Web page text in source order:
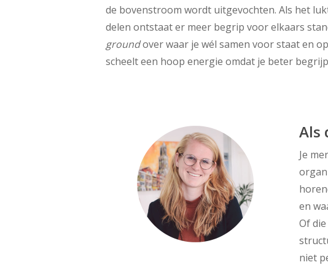
de bovenstroom wordt uitgevochten. Als het
delen ontstaat er meer begrip voor elkaars
groundover waar je wél samen voor staat en
scheelt een hoop energie omdat je beter
Als
Je
en
Of
niet